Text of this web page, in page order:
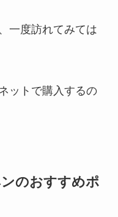
一度訪れてみては
ットで購入するの
のおすすめポ